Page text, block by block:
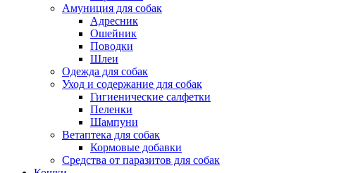
Амуниция для собак
Адресник
Ошейник
Поводки
Шлеи
Одежда для собак
Уход и содержание для собак
Гигиенические салфетки
Пеленки
Шампуни
Ветаптека для собак
Кормовые добавки
Средства от паразитов для собак